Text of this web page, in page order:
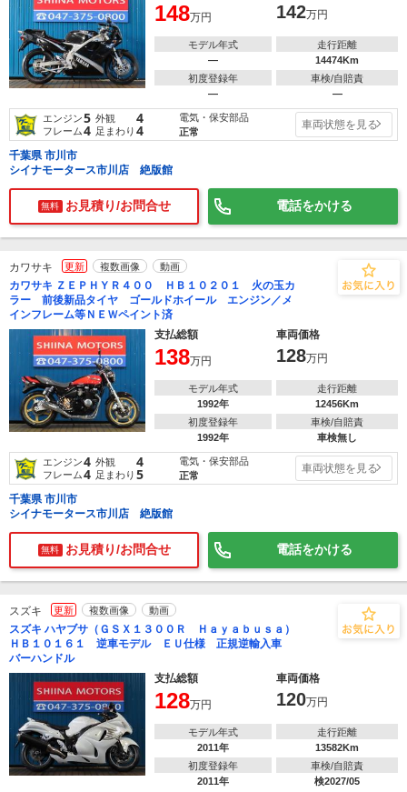
148万円 142万円
モデル年式
―
走行距離
14474Km
初度登録年
―
車検/自賠責
―
エンジン5 外観 4
フレーム4 足まわり 4
電気・保安部品
正常
車両状態を見る
千葉県 市川市
シイナモータース市川店 絶版館
無料 お見積り/お問合せ 電話をかける
カワサキ 更新 複数画像 動画
カワサキ ＺＥＰＨＹＲ４００ ＨＢ１０２０１ 火の玉カ
ラー 前後新品タイヤ ゴールドホイール エンジン／メ
インフレーム等ＮＥＷペイント済
支払総額
車両価格
138万円 128万円
モデル年式
1992年
走行距離
12456Km
初度登録年
1992年
車検/自賠責
車検無し
エンジン4 外観 4
フレーム4 足まわり 5
電気・保安部品
正常
車両状態を見る
千葉県 市川市
シイナモータース市川店 絶版館
無料 お見積り/お問合せ 電話をかける
スズキ 更新 複数画像 動画
スズキ ハヤブサ（ＧＳＸ１３００Ｒ Ｈａｙａｂｕｓａ）
ＨＢ１０１６１ 逆車モデル ＥＵ仕様 正規逆輸入車
バーハンドル
支払総額
車両価格
128万円 120万円
モデル年式
2011年
走行距離
13582Km
初度登録年
2011年
車検/自賠責
検2027/05